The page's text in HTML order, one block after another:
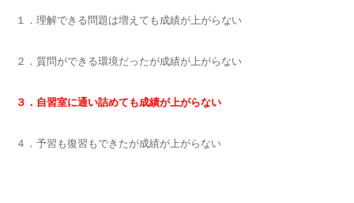
１．理解できる問題は増えても成績が上がらない
２．質問ができる環境だったが成績が上がらない
３．自習室に通い詰めても成績が上がらない
４．予習も復習もできたが成績が上がらない